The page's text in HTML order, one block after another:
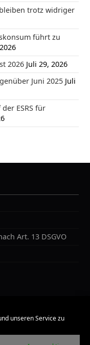
unseren Service zu
trotz widriger
führt zu
2026 Juli 29, 2026
Juni 2025 Juli
ESRS für
Art. 13 DSGVO